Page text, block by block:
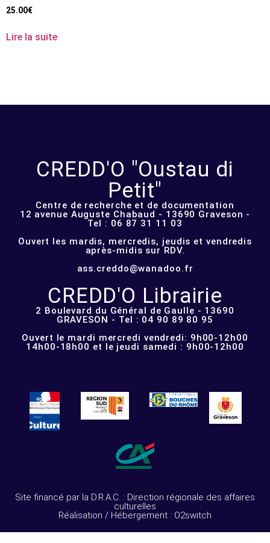
25.00€
Lire la suite
CREDD'O "Oustau di
Petit"
Centre de recherche et de documentation
12 avenue Auguste Chabaud - 13690 Graveson -
Tel : 06 87 31 11 03
Ouvert les mardis, mercredis, jeudis et vendredis
après-midis sur RDV.
ass.creddo@wanadoo.fr
CREDD'O Librairie
2 Boulevard du Général de Gaulle - 13690
GRAVESON - Tel : 04 90 89 80 95
Ouvert le mardi mercredi vendredi: 9h00-12h00
14h00-18h00 et le jeudi samedi : 9h00-12h00
Site financé par la D.R.A.C. : Direction régionale des affaires
culturelles
Réalisation / Hébergement : O2switch